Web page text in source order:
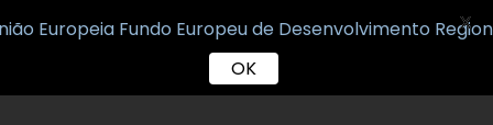
OK
X